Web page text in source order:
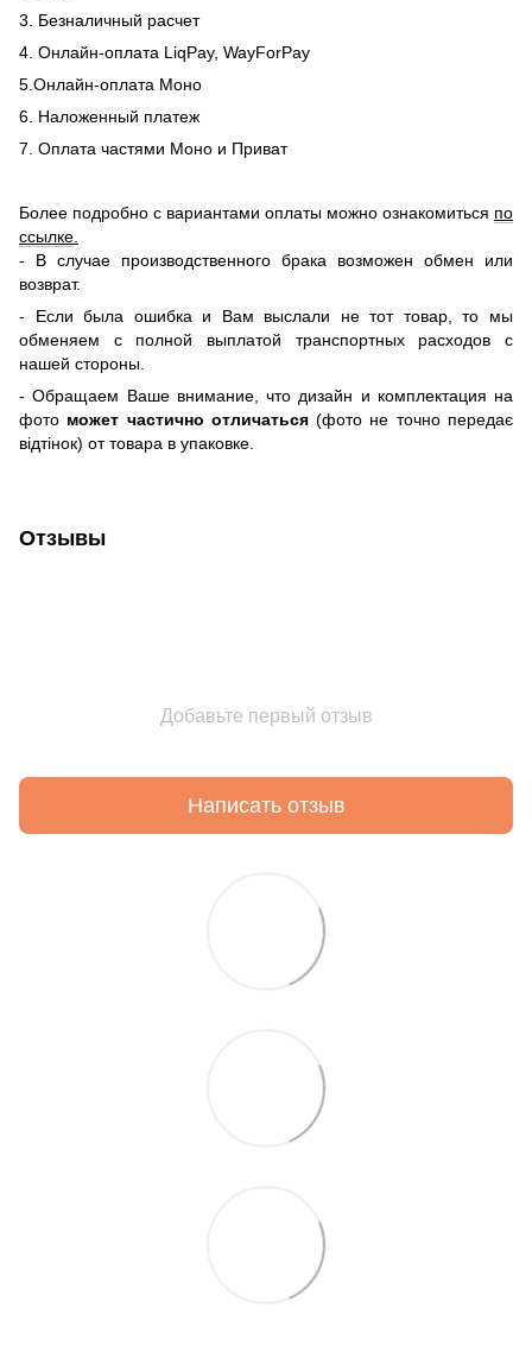
3. Безналичный расчет
4. Онлайн-оплата LiqPay, WayForPay
5.Онлайн-оплата Моно
6. Наложенный платеж
7. Оплата частями Моно и Приват
Более подробно с вариантами оплаты можно ознакомиться по
ссылке.
- В случае производственного брака возможен обмен или
возврат.
- Если была ошибка и Вам выслали не тот товар, то мы
обменяем c полной выплатой транспортных расходов с
нашей стороны.
- Обращаем Ваше внимание, что дизайн и комплектация на
фото может частично отличаться(фото не точно передає
відтінок) от товара в упаковке.
Отзывы
Добавьте первый отзыв
Написать отзыв